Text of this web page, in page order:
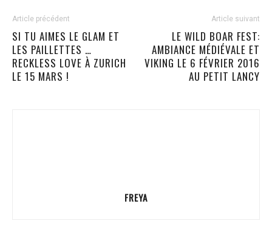
Article précédent
SI TU AIMES LE GLAM ET
LES PAILLETTES …
RECKLESS LOVE À ZURICH
LE 15 MARS !
Article suivant
LE WILD BOAR FEST:
AMBIANCE MÉDIÉVALE ET
VIKING LE 6 FÉVRIER 2016
AU PETIT LANCY
FREYA